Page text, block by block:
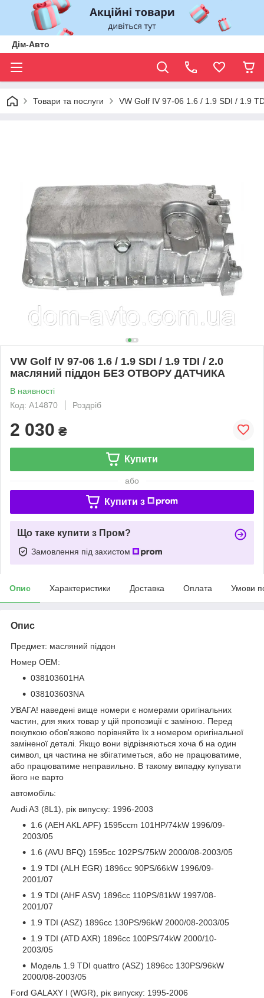
Дім-Авто
Товари та послуги VW Golf IV 97-06 1.6 / 1.9 SDI / 1.9
VW Golf IV 97-06 1.6 / 1.9 SDI / 1.9 TDI / 2.0
масляний піддон БЕЗ ОТВОРУ ДАТЧИКА
В наявності
Код: A14870
Роздріб
2 030 ₴
Купити
або
Купити з
Що таке купити з Пром?
Замовлення під захистом
Опис Характеристики Доставка Оплата Умови
Опис
Предмет: масляний піддон
Номер OEM:
038103601НА
038103603NA
УВАГА! наведені вище номери є номерами оригінальних
частин, для яких товар у цій пропозиції є заміною. Перед
покупкою обов'язково порівняйте їх з номером оригінальної
заміненої деталі. Якщо вони відрізняються хоча б на один
символ, ця частина не збігатиметься, або не працюватиме,
або працюватиме неправильно. В такому випадку купувати
його не варто
автомобіль:
Audi A3 (8L1), рік випуску: 1996-2003
1.6 (AEH AKL APF) 1595ccm 101HP/74kW 1996/09-
2003/05
1.6 (AVU BFQ) 1595cc 102PS/75kW 2000/08-2003/05
1.9 TDI (ALH EGR) 1896cc 90PS/66kW 1996/09-
2001/07
1.9 TDI (AHF ASV) 1896cc 110PS/81kW 1997/08-
2001/07
1.9 TDI (ASZ) 1896cc 130PS/96kW 2000/08-2003/05
1.9 TDI (ATD AXR) 1896cc 100PS/74kW 2000/10-
2003/05
Модель 1.9 TDI quattro (ASZ) 1896cc 130PS/96kW
2000/08-2003/05
Ford GALAXY I (WGR), рік випуску: 1995-2006